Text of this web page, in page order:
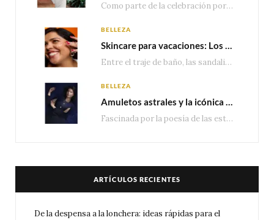
Como parte de la celebración por sus primeros 100 años enMéxico, Coca-Cola presenta hoy el…
BELLEZA
Skincare para vacaciones: Los do’s and dont’s para cuidar tu piel
Entre el traje de baño, las sandalias, los lentes de sol y los looks que…
BELLEZA
Amuletos astrales y la icónica colección Zodiaque de Van Cleef & Arpels
Fascinada por la poesía de las estrellas, la Maison Van Cleef & Arpels celebra la llegada de las…
ARTÍCULOS RECIENTES
De la despensa a la lonchera: ideas rápidas para el